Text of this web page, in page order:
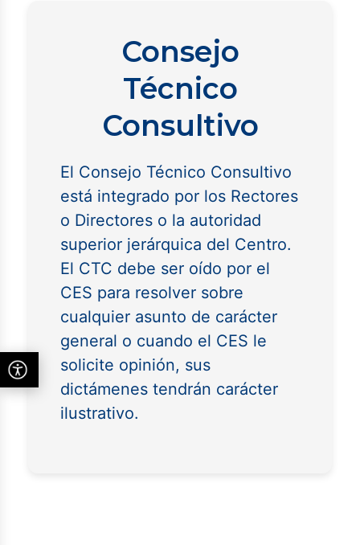
Consejo
Técnico
Consultivo
El Consejo Técnico Consultivo
está integrado por los Rectores
o Directores o la autoridad
superior jerárquica del Centro.
El CTC debe ser oído por el
CES para resolver sobre
cualquier asunto de carácter
general o cuando el CES le
solicite opinión, sus
dictámenes tendrán carácter
ilustrativo.